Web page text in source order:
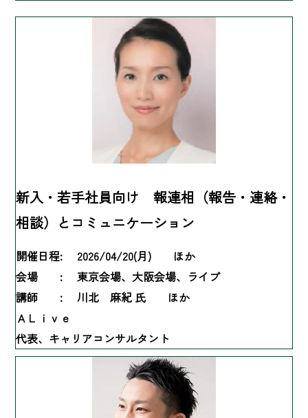
新入・若手社員向け 報連相（報告・連絡・
相談）とコミュニケーション
開催日程:
2026/04/20(月) ほか
会場 :
東京会場、大阪会場、ライブ
講師 :
川北 麻紀 氏 ほか
ＡＬｉｖｅ
代表、キャリアコンサルタント